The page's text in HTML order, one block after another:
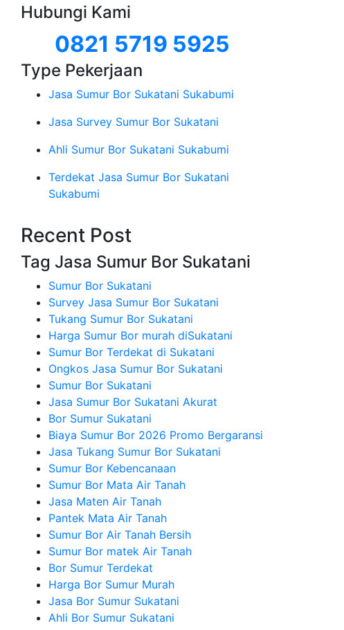
Hubungi Kami
0821 5719 5925
Type Pekerjaan
Jasa Sumur Bor Sukatani Sukabumi
Jasa Survey Sumur Bor Sukatani
Ahli Sumur Bor Sukatani Sukabumi
Terdekat Jasa Sumur Bor Sukatani
Sukabumi
Recent Post
Tag Jasa Sumur Bor Sukatani
Sumur Bor Sukatani
Survey Jasa Sumur Bor Sukatani
Tukang Sumur Bor Sukatani
Harga Sumur Bor murah diSukatani
Sumur Bor Terdekat di Sukatani
Ongkos Jasa Sumur Bor Sukatani
Sumur Bor Sukatani
Jasa Sumur Bor Sukatani Akurat
Bor Sumur Sukatani
Biaya Sumur Bor 2026 Promo Bergaransi
Jasa Tukang Sumur Bor Sukatani
Sumur Bor Kebencanaan
Sumur Bor Mata Air Tanah
Jasa Maten Air Tanah
Pantek Mata Air Tanah
Sumur Bor Air Tanah Bersih
Sumur Bor matek Air Tanah
Bor Sumur Terdekat
Harga Bor Sumur Murah
Jasa Bor Sumur Sukatani
Ahli Bor Sumur Sukatani